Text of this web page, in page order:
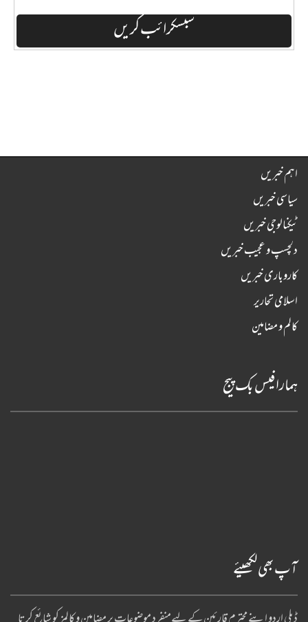
اہم خبریں
سیاسی خبریں
ٹیکنالوجی خبریں
دلچسپ و عجیب خبریں
کاروباری خبریں
اسلامی تحاریر
کالم و مضامین
ہمارا فیس بک پیج
آپ بھی لکھیئے